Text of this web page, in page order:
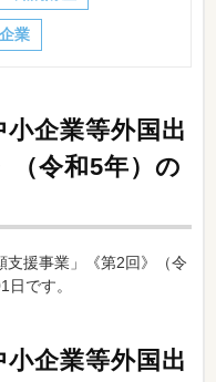
業
企業等外国出
（令和5年）の
支援事業」《第2回》（令
です。
企業等外国出